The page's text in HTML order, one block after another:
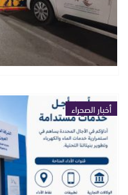
أخبار الصحراء